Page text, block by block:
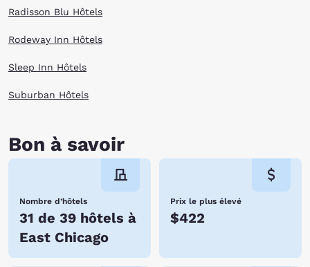
Radisson Blu Hôtels
Rodeway Inn Hôtels
Sleep Inn Hôtels
Suburban Hôtels
Bon à savoir
Nombre d’hôtels
31 de 39 hôtels à
East Chicago
Prix le plus élevé
$422